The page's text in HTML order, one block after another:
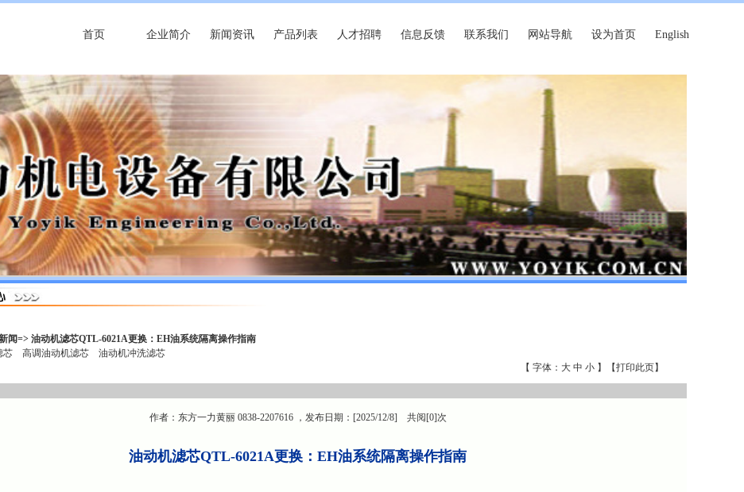
首页 企业简介 新闻资讯 产品列表 人才招聘 信息反馈 联系我们 网站导航 设为首页 English
闻=> 油动机滤芯QTL-6021A更换：EH油系统隔离操作指南
芯 高调油动机滤芯
油动机冲洗滤芯
【 字体： 大 中 小】【打印此页】
作者：东方一力黄丽 0838-2207616 ，发布日期：[2025/12/8] 共阅[0]次
油动机滤芯QTL-6021A更换：EH油系统隔离操作指南